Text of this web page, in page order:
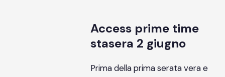
Access prime time
stasera 2 giugno
Prima della prima serata vera e